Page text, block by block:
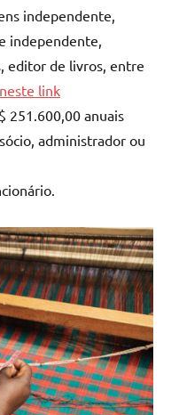
independente,
independente,
editor de livros, entre
neste link
251.600,00 anuais
administrador ou